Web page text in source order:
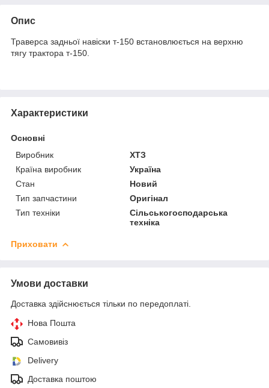
Опис
Траверса задньої навіски т-150 встановлюється на верхню
тягу трактора т-150.
Характеристики
Основні
Виробник
ХТЗ
Країна виробник
Україна
Стан
Новий
Тип запчастини
Оригінал
Тип техніки
Сільськогосподарська
техніка
Приховати
Умови доставки
Доставка здійснюється тільки по передоплаті.
Нова Пошта
Самовивіз
Delivery
Доставка поштою